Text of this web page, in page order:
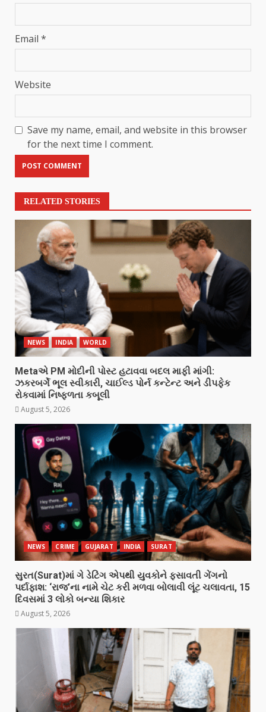
Email *
Website
Save my name, email, and website in this browser
for the next time I comment.
RELATED STORIES
NEWS INDIA WORLD
Metaએ PM મોદીની પોસ્ટ હટાવવા બદલ માફી માંગી:
ઝકરબર્ગે ભૂલ સ્વીકારી, ચાઈલ્ડ પોર્ન કન્ટેન્ટ અને ડીપફેક
રોકવામાં નિષ્ફળતા કબૂલી
August 5, 2026
NEWS CRIME GUJARAT INDIA SURAT
સુરત(Surat)માં ગે ડેટિંગ એપથી યુવકોને ફસાવતી ગેંગનો
પર્દાફાશ: ‘રાજ’ના નામે ચેટ કરી મળવા બોલાવી લૂંટ ચલાવતા, 15
દિવસમાં 3 લોકો બન્યા શિકાર
August 5, 2026